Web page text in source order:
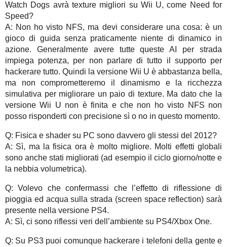
Watch Dogs avrà texture migliori su Wii U, come Need for
Speed?
A: Non ho visto NFS, ma devi considerare una cosa: è un
gioco di guida senza praticamente niente di dinamico in
azione. Generalmente avere tutte queste AI per strada
impiega potenza, per non parlare di tutto il supporto per
hackerare tutto. Quindi la versione Wii U è abbastanza bella,
ma non comprometteremo il dinamismo e la ricchezza
simulativa per migliorare un paio di texture. Ma dato che la
versione Wii U non è finita e che non ho visto NFS non
posso risponderti con precisione sì o no in questo momento.
Q: Fisica e shader su PC sono davvero gli stessi del 2012?
A: Sì, ma la fisica ora è molto migliore. Molti effetti globali
sono anche stati migliorati (ad esempio il ciclo giorno/notte e
la nebbia volumetrica).
Q: Volevo che confermassi che l’effetto di riflessione di
pioggia ed acqua sulla strada (screen space reflection) sarà
presente nella versione PS4.
A: Sì, ci sono riflessi veri dell’ambiente su PS4/Xbox One.
Q: Su PS3 puoi comunque hackerare i telefoni della gente e